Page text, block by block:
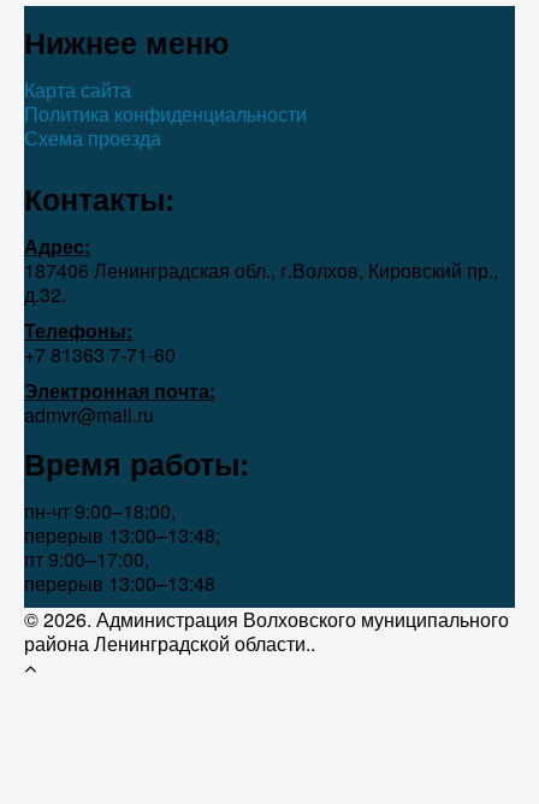
Нижнее меню
Карта сайта
Политика конфиденциальности
Схема проезда
Контакты:
Адрес:
187406 Ленинградская обл., г.Волхов, Кировский пр.,
д.32.
Телефоны:
+7 81363 7‑71-60
Электронная почта:
admvr@mail.ru
Время работы:
пн-чт 9:00–18:00,
перерыв 13:00–13:48;
пт 9:00–17:00,
перерыв 13:00–13:48
© 2026. Администрация Волховского муниципального
района Ленинградской области..